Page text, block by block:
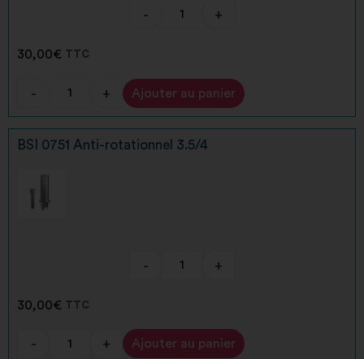
- +
30,00€ TTC
- + Ajouter au panier
Alternative:
BSI 0751 Anti-rotationnel 3.5/4
- +
30,00€ TTC
- + Ajouter au panier
Alternative: